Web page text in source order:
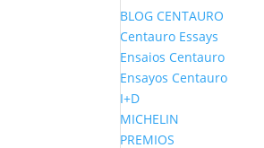
BLOG CENTAURO
Centauro Essays
Ensaios Centauro
Ensayos Centauro
I+D
MICHELIN
PREMIOS